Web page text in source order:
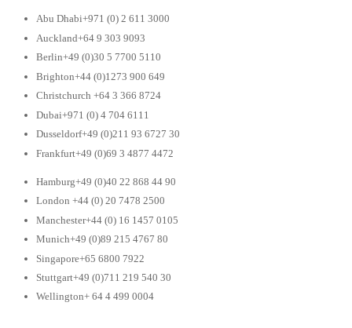
Abu Dhabi+971 (0) 2 611 3000
Auckland+64 9 303 9093
Berlin+49 (0)30 5 7700 5110
Brighton+44 (0)1273 900 649
Christchurch +64 3 366 8724
Dubai+971 (0) 4 704 6111
Dusseldorf+49 (0)211 93 6727 30
Frankfurt+49 (0)69 3 4877 4472
Hamburg+49 (0)40 22 868 44 90
London +44 (0) 20 7478 2500
Manchester+44 (0) 16 1457 0105
Munich+49 (0)89 215 4767 80
Singapore+65 6800 7922
Stuttgart+49 (0)711 219 540 30
Wellington+ 64 4 499 0004